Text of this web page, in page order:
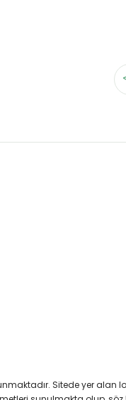
Sitede yer